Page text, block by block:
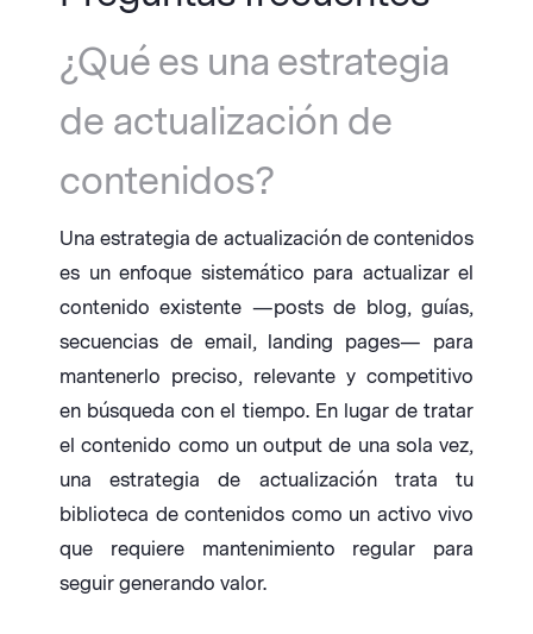
¿Qué es una estrategia
de actualización de
contenidos?
Una estrategia de actualización de contenidos
es un enfoque sistemático para actualizar el
contenido existente —posts de blog, guías,
secuencias de email, landing pages— para
mantenerlo preciso, relevante y competitivo
en búsqueda con el tiempo. En lugar de tratar
el contenido como un output de una sola vez,
una estrategia de actualización trata tu
biblioteca de contenidos como un activo vivo
que requiere mantenimiento regular para
seguir generando valor.